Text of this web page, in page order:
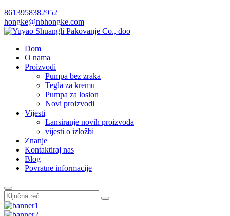
8613958382952
hongke@nbhongke.com
Dom
O nama
Proizvodi
Pumpa bez zraka
Tegla za kremu
Pumpa za losion
Novi proizvodi
Vijesti
Lansiranje novih proizvoda
vijesti o izložbi
Znanje
Kontaktiraj nas
Blog
Povratne informacije